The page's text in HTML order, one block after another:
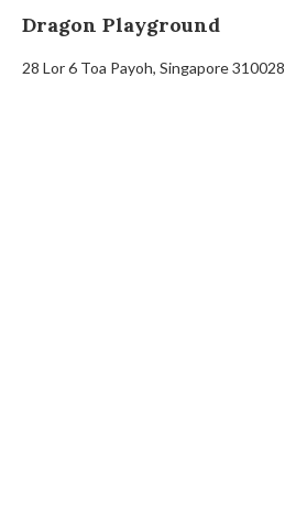
Dragon Playground
28 Lor 6 Toa Payoh, Singapore 310028